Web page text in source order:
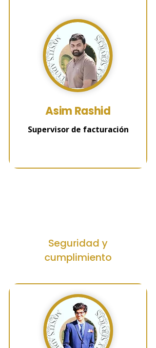
Asim Rashid
Supervisor de facturación
Seguridad y
cumplimiento